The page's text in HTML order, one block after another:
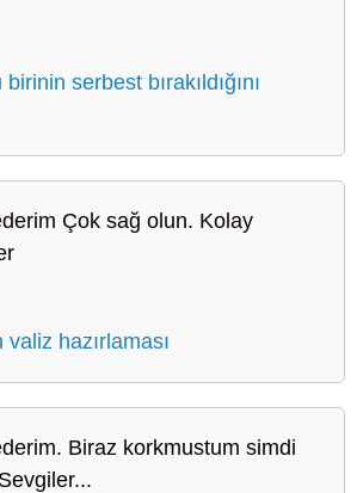
serbest bırakıldığını
Çok sağ olun. Kolay
hazırlaması
Biraz korkmustum simdi